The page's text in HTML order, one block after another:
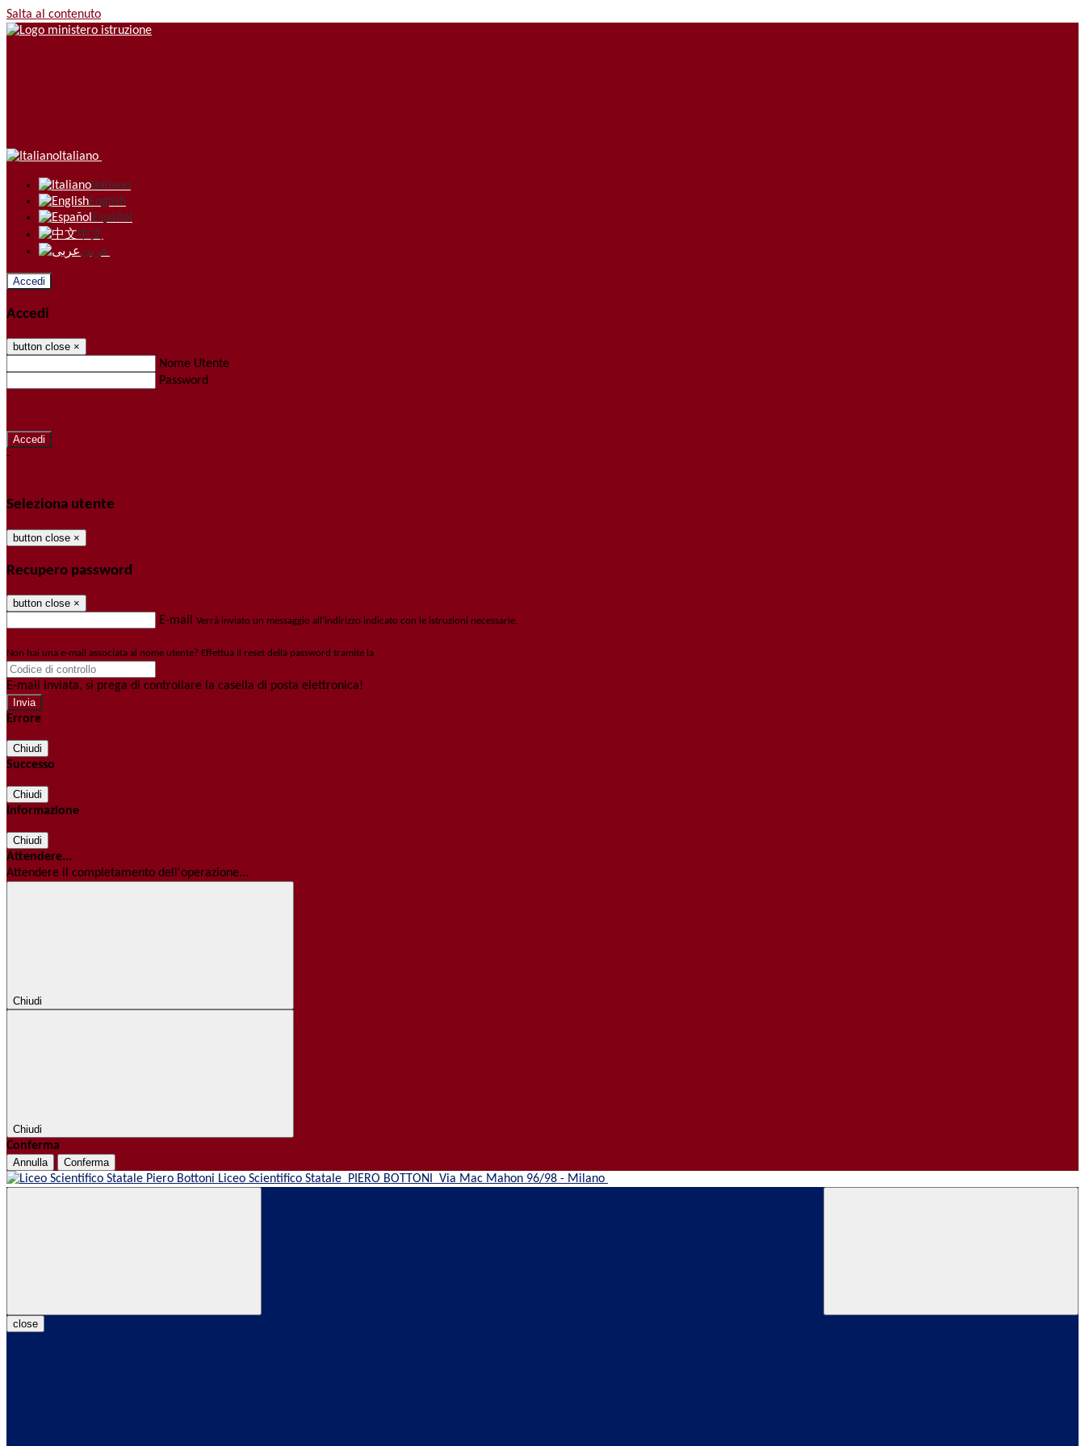
Salta al contenuto
Italiano
Italiano
English
Español
中文
عربى
Accedi
Accedi
button close ×
Nome Utente
Password
-
Seleziona utente
button close ×
Recupero password
button close ×
E-mail Verrà inviato un messaggio all'indirizzo indicato con le istruzioni necessarie.
Non hai una e-mail associata al nome utente? Effettua il reset della password tramite la
E-mail inviata, si prega di controllare la casella di posta elettronica!
Errore
Chiudi
Successo
Chiudi
Informazione
Chiudi
Attendere...
Attendere il completamento dell'operazione...
Chiudi
Chiudi
Conferma
Annulla Conferma
Liceo Scientifico Statale PIERO BOTTONI Via Mac Mahon 96/98 - Milano
close